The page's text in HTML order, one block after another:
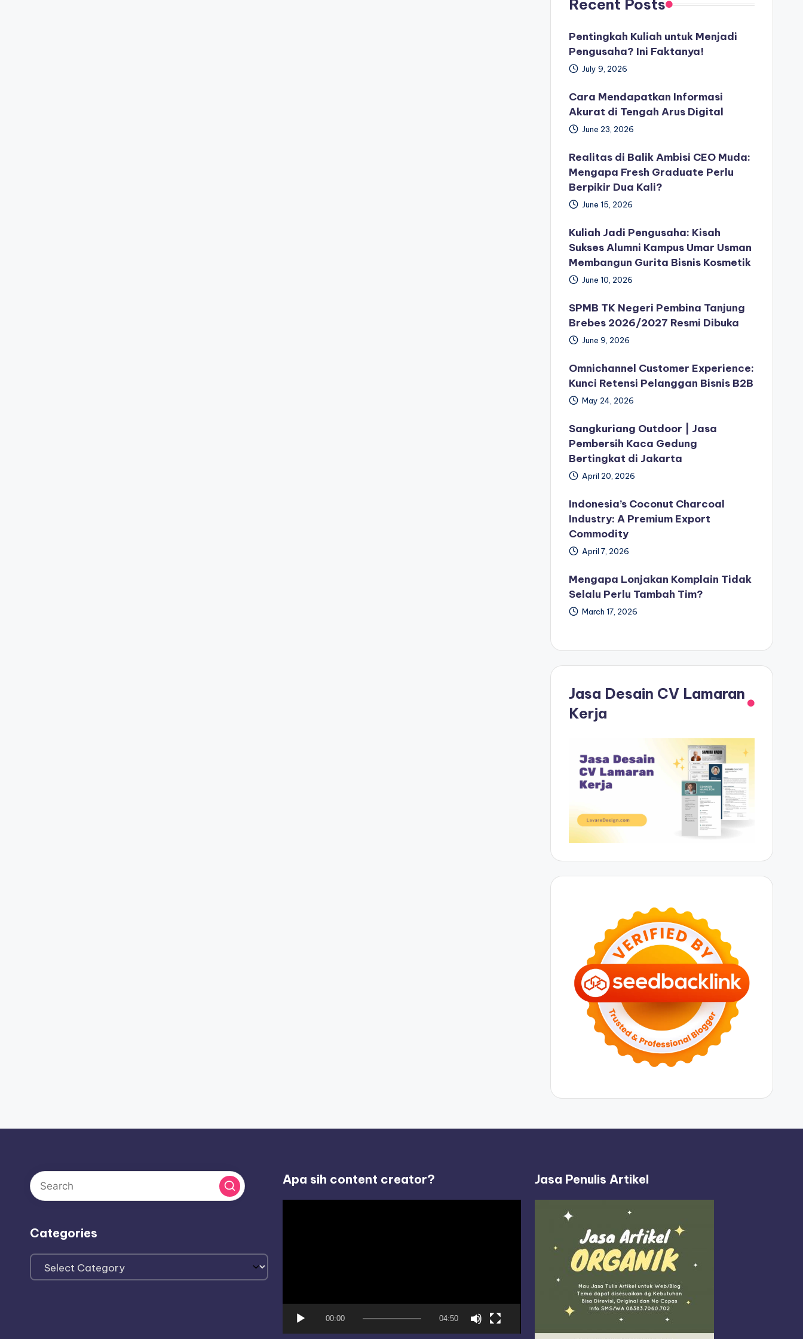
Recent Posts
Pentingkah Kuliah untuk Menjadi
Pengusaha? Ini Faktanya!
July 9, 2026
Cara Mendapatkan Informasi
Akurat di Tengah Arus Digital
June 23, 2026
Realitas di Balik Ambisi CEO Muda:
Mengapa Fresh Graduate Perlu
Berpikir Dua Kali?
June 15, 2026
Kuliah Jadi Pengusaha: Kisah
Sukses Alumni Kampus Umar Usman
Membangun Gurita Bisnis Kosmetik
June 10, 2026
SPMB TK Negeri Pembina Tanjung
Brebes 2026/2027 Resmi Dibuka
June 9, 2026
Omnichannel Customer Experience:
Kunci Retensi Pelanggan Bisnis B2B
May 24, 2026
Sangkuriang Outdoor | Jasa
Pembersih Kaca Gedung
Bertingkat di Jakarta
April 20, 2026
Indonesia’s Coconut Charcoal
Industry: A Premium Export
Commodity
April 7, 2026
Mengapa Lonjakan Komplain Tidak
Selalu Perlu Tambah Tim?
March 17, 2026
Jasa Desain CV Lamaran
Kerja
Categories
Categories
Apa sih content creator?
00:00 04:50
Jasa Penulis Artikel